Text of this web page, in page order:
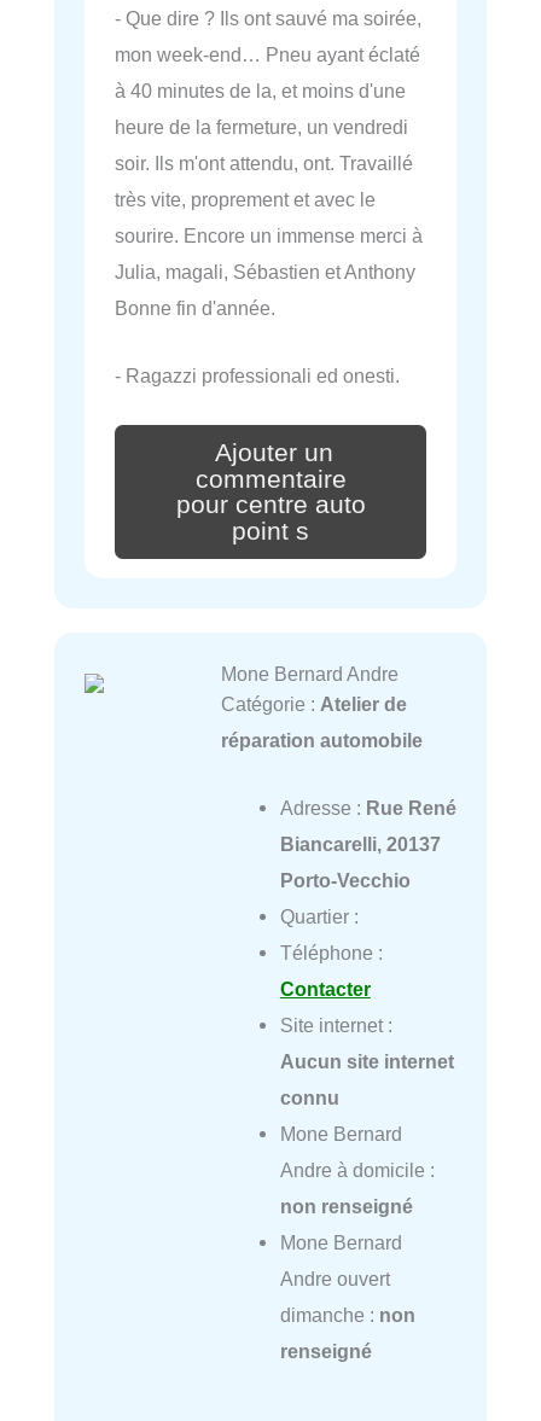
- Que dire ? Ils ont sauvé ma soirée,
mon week-end… Pneu ayant éclaté
à 40 minutes de la, et moins d'une
heure de la fermeture, un vendredi
soir. Ils m'ont attendu, ont. Travaillé
très vite, proprement et avec le
sourire. Encore un immense merci à
Julia, magali, Sébastien et Anthony
Bonne fin d'année.
- Ragazzi professionali ed onesti.
Ajouter un
commentaire
pour centre auto
point s
Mone Bernard Andre
Catégorie : Atelier de
réparation automobile
Adresse : Rue René
Biancarelli, 20137
Porto-Vecchio
Quartier :
Téléphone :
Contacter
Site internet :
Aucun site internet
connu
Mone Bernard
Andre à domicile :
non renseigné
Mone Bernard
Andre ouvert
dimanche : non
renseigné